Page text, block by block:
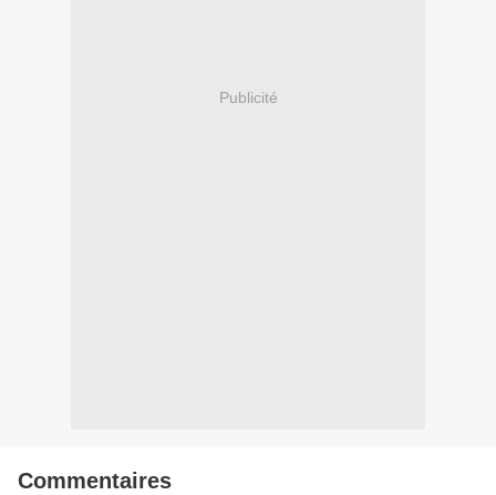
Publicité
Commentaires